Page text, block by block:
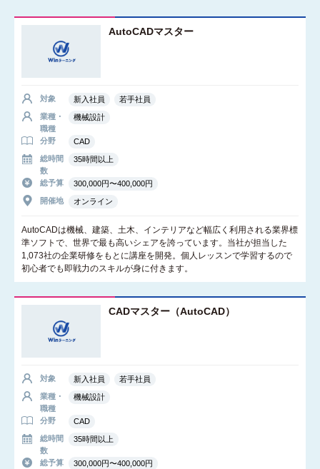
AutoCADマスター
対象 新入社員
若手社員
業種・
職種
機械設計
分野
CAD
総時間
数
35時間以上
総予算
300,000円〜400,000円
開催地
オンライン
AutoCADは機械、建築、土木、インテリアなど幅広く利用される業界標
準ソフトで、世界で最も高いシェアを誇っています。当社が担当した
1,073社の企業研修をもとに講座を開発。個人レッスンで学習するので
初心者でも即戦力のスキルが身に付きます。
CADマスター（AutoCAD）
対象 新入社員
若手社員
業種・
職種
機械設計
分野
CAD
総時間
数
35時間以上
総予算
300,000円〜400,000円